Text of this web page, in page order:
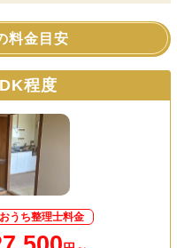
料金目安
程度
おうち整理士料金